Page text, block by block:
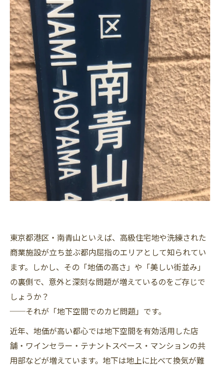
東京都港区・南青山といえば、高級住宅地や洗練された
商業施設が立ち並ぶ都内屈指のエリアとして知られてい
ます。しかし、その「地価の高さ」や「美しい街並み」
の裏側で、意外と深刻な問題が増えているのをご存じで
しょうか？
──それが「地下空間でのカビ問題」です。
近年、地価が高い都心では地下空間を有効活用した店
舗・ワインセラー・テナントスペース・マンションの共
用部などが増えています。地下は地上に比べて換気が難